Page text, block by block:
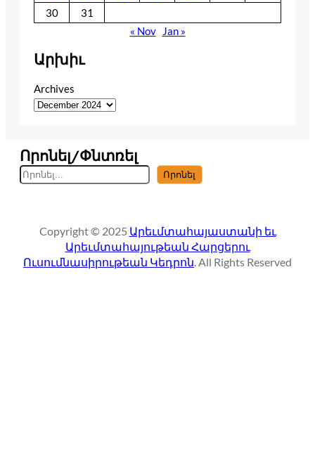
30
31
« Nov
Jan »
Արխիւ
Archives
Որոնել/Փնտռել
S
e
c
h
Որոնել
Copyright © 2025 Արեւմտահայաստանի եւ
Արեւմտահայութեան Հարցերու
Ուսումնասիրութեան Կեդրոն. All Rights Reserved